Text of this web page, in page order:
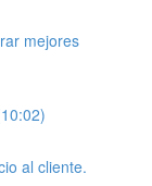
mejores
al cliente.